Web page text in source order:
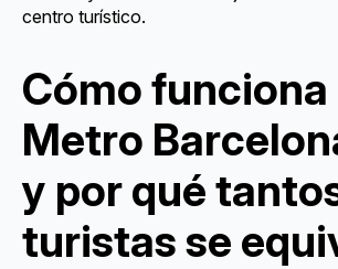
centro turístico.
Cómo funciona
Metro
y por qué
turistas se